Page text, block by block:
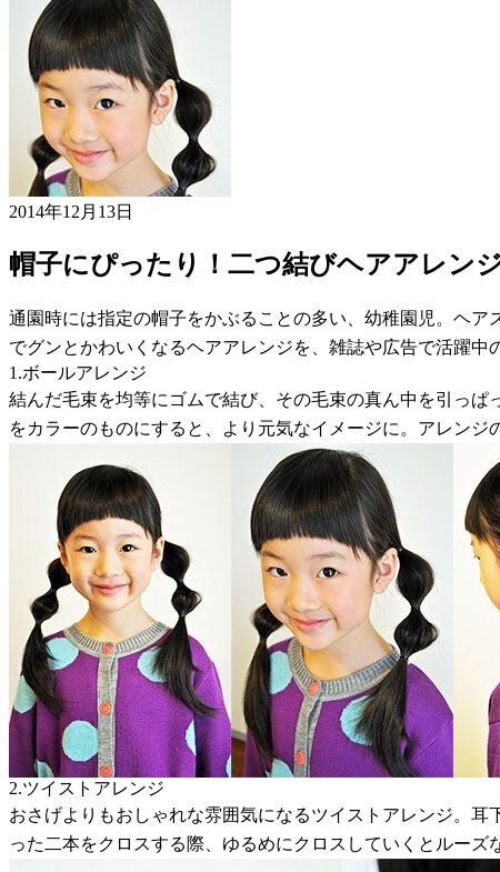
2014年12月13日
帽子にぴったり！二つ結びヘアアレン
通園時には指定の帽子をかぶることの多い、幼稚園児。ヘ
でグンとかわいくなるヘアアレンジを、雑誌や広告で活躍中
1.ボールアレンジ
結んだ毛束を均等にゴムで結び、その毛束の真ん中を引っ
をカラーのものにすると、より元気なイメージに。アレン
2.ツイストアレンジ
おさげよりもおしゃれな雰囲気になるツイストアレンジ。
った二本をクロスする際、ゆるめにクロスしていくとルーズ